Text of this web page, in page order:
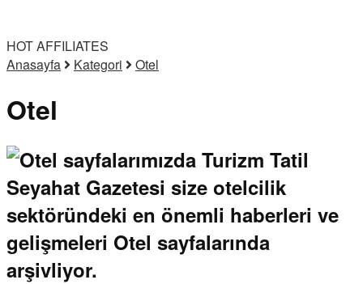
HOT AFFILIATES
Anasayfa
Kategori Otel
Otel